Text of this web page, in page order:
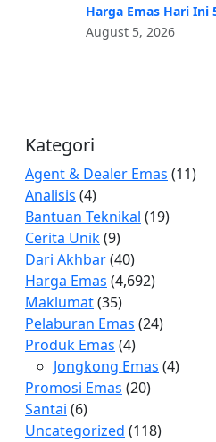
Harga Emas Hari Ini
August 5, 2026
Kategori
Agent & Dealer Emas (11)
Analisis (4)
Bantuan Teknikal (19)
Cerita Unik(9)
Dari Akhbar(40)
Harga Emas (4,692)
Maklumat(35)
Pelaburan Emas (24)
Produk Emas (4)
Jongkong Emas (4)
Promosi Emas (20)
Santai (6)
Uncategorized (118)